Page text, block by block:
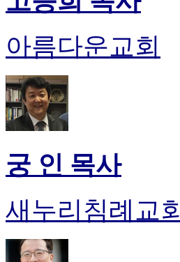
아름다운교회
궁 인 목사
새누리침례교회